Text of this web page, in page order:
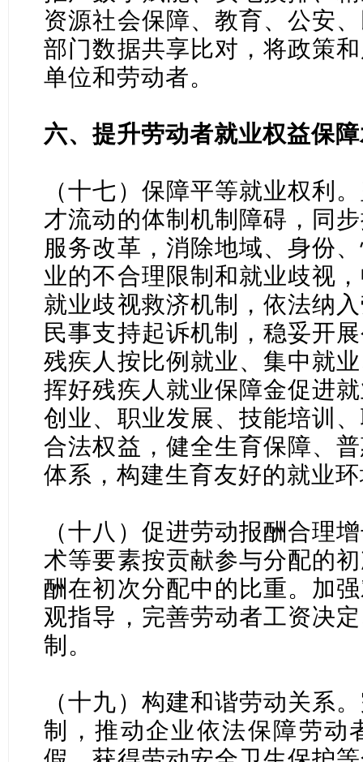
资源社会保障、教育、公安
部门数据共享比对，将政策
单位和劳动者。
六、提升劳动者就业权益保
（十七）保障平等就业权利
才流动的体制机制障碍，同
服务改革，消除地域、身份
业的不合理限制和就业歧视
就业歧视救济机制，依法纳
民事支持起诉机制，稳妥开
残疾人按比例就业、集中就
挥好残疾人就业保障金促进
创业、职业发展、技能培训
合法权益，健全生育保障、
体系，构建生育友好的就业
（十八）促进劳动报酬合理
术等要素按贡献参与分配的
酬在初次分配中的比重。加
观指导，完善劳动者工资决
制。
（十九）构建和谐劳动关系
制，推动企业依法保障劳动